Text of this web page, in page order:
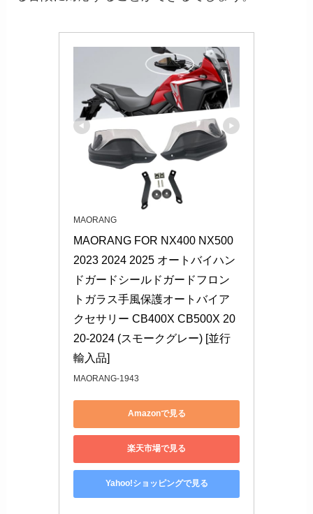
MAORANG
MAORANG FOR NX400 NX500
2023 2024 2025 オートバイハン
ドガードシールドガードフロン
トガラス手風保護オートバイア
クセサリー CB400X CB500X 20
20-2024 (スモークグレー) [並行
輸入品]
MAORANG-1943
Amazonで見る
楽天市場で見る
Yahoo!ショッピングで見る